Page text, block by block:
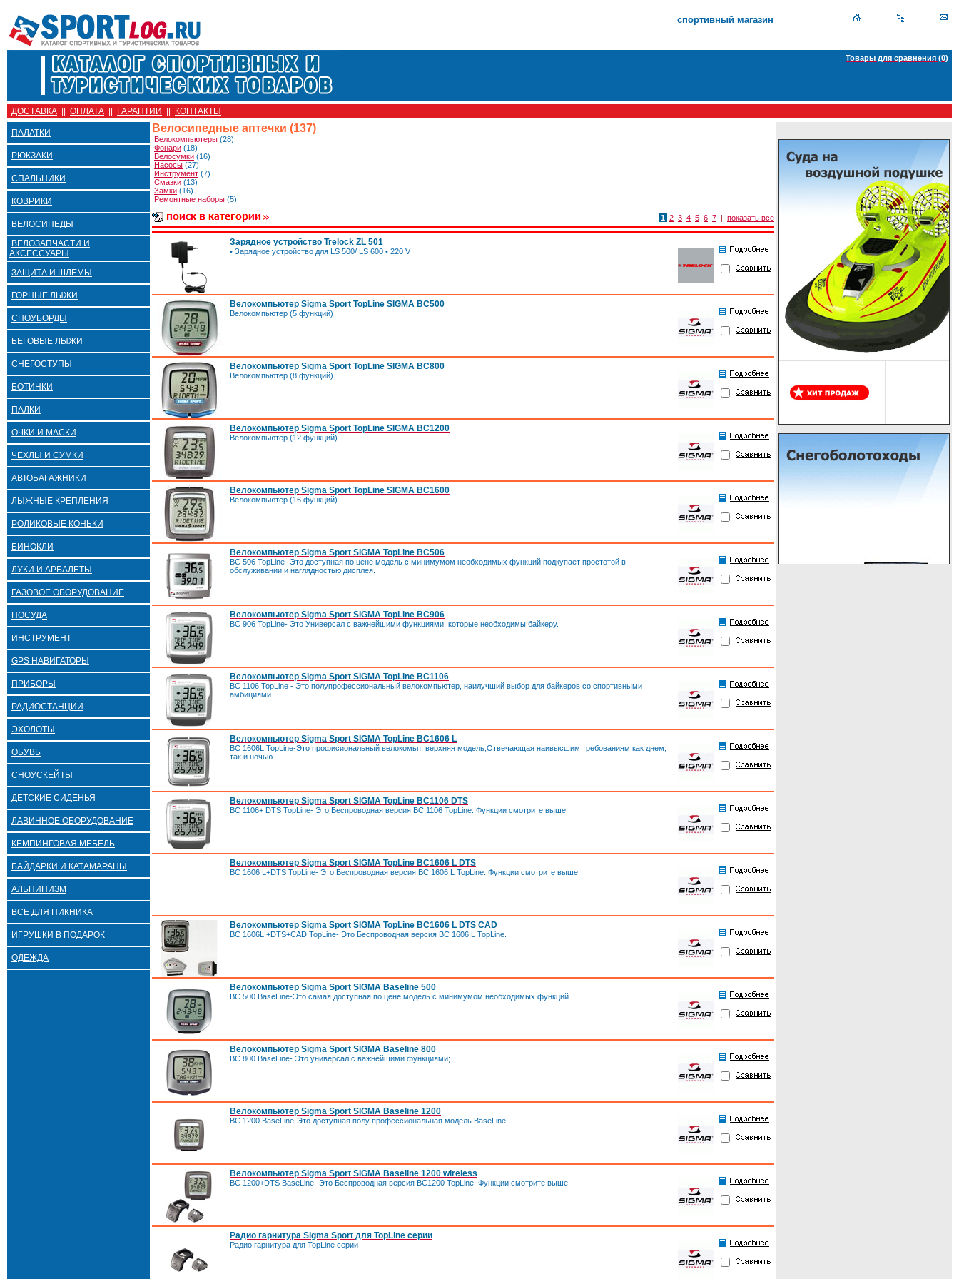
спортивный магазин
Товары для сравнения (0)
ДОСТАВКА ОПЛАТА ГАРАНТИИ КОНТАКТЫ
ПАЛАТКИ
РЮКЗАКИ
СПАЛЬНИКИ
КОВРИКИ
ВЕЛОСИПЕДЫ
ВЕЛОЗАПЧАСТИ И
АКСЕССУАРЫ
ЗАЩИТА И ШЛЕМЫ
ГОРНЫЕ ЛЫЖИ
СНОУБОРДЫ
БЕГОВЫЕ ЛЫЖИ
СНЕГОСТУПЫ
БОТИНКИ
ПАЛКИ
ОЧКИ И МАСКИ
ЧЕХЛЫ И СУМКИ
АВТОБАГАЖНИКИ
ЛЫЖНЫЕ КРЕПЛЕНИЯ
РОЛИКОВЫЕ КОНЬКИ
БИНОКЛИ
ЛУКИ И АРБАЛЕТЫ
ГАЗОВОЕ ОБОРУДОВАНИЕ
ПОСУДА
ИНСТРУМЕНТ
GPS НАВИГАТОРЫ
ПРИБОРЫ
РАДИОСТАНЦИИ
ЭХОЛОТЫ
ОБУВЬ
СНОУСКЕЙТЫ
ДЕТСКИЕ СИДЕНЬЯ
ЛАВИННОЕ ОБОРУДОВАНИЕ
КЕМПИНГОВАЯ МЕБЕЛЬ
БАЙДАРКИ И КАТАМАРАНЫ
АЛЬПИНИЗМ
ВСЕ ДЛЯ ПИКНИКА
ИГРУШКИ В ПОДАРОК
ОДЕЖДА
Велосипедные аптечки (137)
Велокомпьютеры (28)
Фонари (18)
Велосумки (16)
Насосы (27)
Инструмент (7)
Смазки (13)
Замки (16)
Ремонтные наборы (5)
1 2 3 4 5 6 7 | показать все
Зарядное устройство Trelock ZL 501
• Зарядное устройство для LS 500/ LS 600 • 220 V
Велокомпьютер Sigma Sport TopLine SIGMA BC500
Велокомпьютер (5 функций)
Велокомпьютер Sigma Sport TopLine SIGMA BC800
Велокомпьютер (8 функций)
Велокомпьютер Sigma Sport TopLine SIGMA BC1200
Велокомпьютер (12 функций)
Велокомпьютер Sigma Sport TopLine SIGMA BC1600
Велокомпьютер (16 функций)
Велокомпьютер Sigma Sport SIGMA TopLine BC506
BC 506 TopLine- Это доступная по цене модель с минимумом необходимых функций подкупает простотой в
обслуживании и наглядностью дисплея.
Велокомпьютер Sigma Sport SIGMA TopLine BC906
BC 906 TopLine- Это Универсал с важнейшими функциями, которые необходимы байкеру.
Велокомпьютер Sigma Sport SIGMA TopLine BC1106
BC 1106 TopLine - Это полупрофессиональный велокомпьютер, наилучший выбор для байкеров со спортивными
амбициями.
Велокомпьютер Sigma Sport SIGMA TopLine BC1606 L
BC 1606L TopLine-Это профисиональный велокомьп, верхняя модель,Отвечающая наивысшим требованиям как днем,
так и ночью.
Велокомпьютер Sigma Sport SIGMA TopLine BC1106 DTS
BC 1106+ DTS TopLine- Это Беспроводная версия BC 1106 TopLine. Функции смотрите выше.
Велокомпьютер Sigma Sport SIGMA TopLine BC1606 L DTS
BC 1606 L+DTS TopLine- Это Беспроводная версия BC 1606 L TopLine. Функции смотрите выше.
Велокомпьютер Sigma Sport SIGMA TopLine BC1606 L DTS CAD
BC 1606L +DTS+CAD TopLine- Это Беспроводная версия BC 1606 L TopLine.
Велокомпьютер Sigma Sport SIGMA Baseline 500
BC 500 BaseLine-Это самая доступная по цене модель с минимумом необходимых функций.
Велокомпьютер Sigma Sport SIGMA Baseline 800
BC 800 BaseLine- Это универсал с важнейшими функциями;
Велокомпьютер Sigma Sport SIGMA Baseline 1200
BC 1200 BaseLine-Это доступная полу профессиональная модель BaseLine
Велокомпьютер Sigma Sport SIGMA Baseline 1200 wireless
BC 1200+DTS BaseLine -Это Беспроводная версия BC1200 TopLine. Функции смотрите выше.
Радио гарнитура Sigma Sport для TopLine серии
Радио гарнитура для TopLine серии